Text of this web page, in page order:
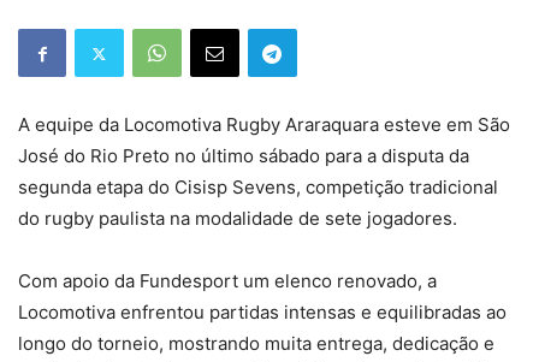
A equipe da Locomotiva Rugby Araraquara esteve em São
José do Rio Preto no último sábado para a disputa da
segunda etapa do Cisisp Sevens, competição tradicional
do rugby paulista na modalidade de sete jogadores.
Com apoio da Fundesport um elenco renovado, a
Locomotiva enfrentou partidas intensas e equilibradas ao
longo do torneio, mostrando muita entrega, dedicação e